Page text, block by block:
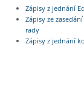
Zápisy z jednání
Zápisy ze
rady
Zápisy z jednání